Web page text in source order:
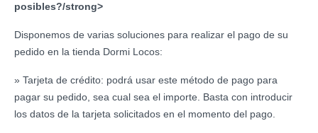
posibles?/strong>
Disponemos de varias soluciones para realizar el pago de su
pedido en la tienda Dormi Locos:
» Tarjeta de crédito: podrá usar este método de pago para
pagar su pedido, sea cual sea el importe. Basta con introducir
los datos de la tarjeta solicitados en el momento del pago.